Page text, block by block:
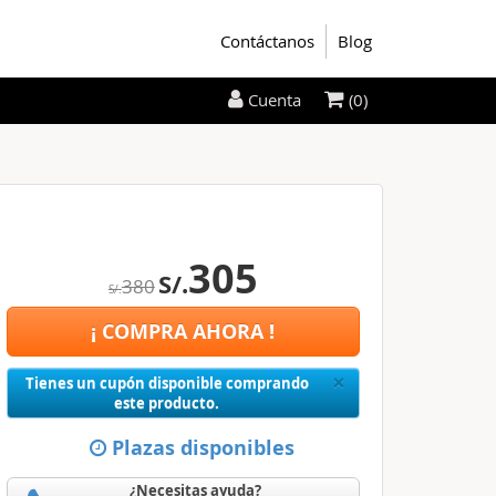
Contáctanos Blog
S/.380S/.305
¡ COMPRA AHORA !
×Close
Tienes un cupón disponible comprando
este producto.
Plazas disponibles
¿Necesitas ayuda?
Cuenta (0)